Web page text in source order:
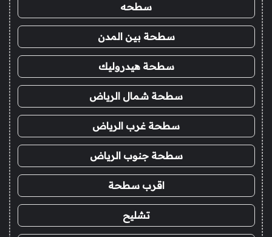
سطحه
سطحة بين المدن
سطحة هيدروليك
سطحة شمال الرياض
سطحة غرب الرياض
سطحة جنوب الرياض
اقرب سطحة
تشليح